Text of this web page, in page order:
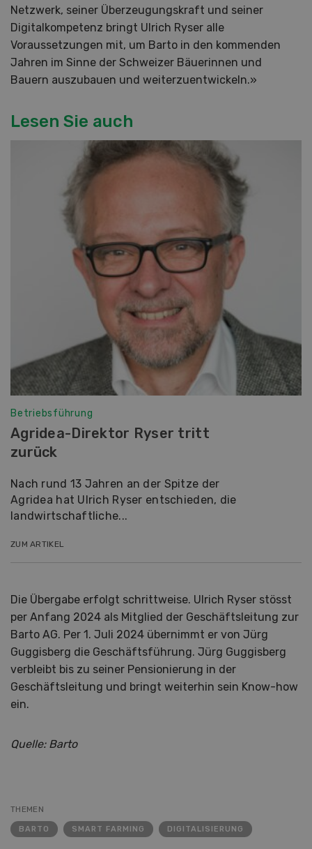
Netzwerk, seiner Überzeugungskraft und seiner
Digitalkompetenz bringt Ulrich Ryser alle
Voraussetzungen mit, um Barto in den kommenden
Jahren im Sinne der Schweizer Bäuerinnen und
Bauern auszubauen und weiterzuentwickeln.»
Lesen Sie auch
Betriebsführung
Agridea-Direktor Ryser tritt
zurück
Nach rund 13 Jahren an der Spitze der
Agridea hat Ulrich Ryser entschieden, die
landwirtschaftliche...
ZUM ARTIKEL
Die Übergabe erfolgt schrittweise. Ulrich Ryser stösst
per Anfang 2024 als Mitglied der Geschäftsleitung zur
Barto AG. Per 1. Juli 2024 übernimmt er von Jürg
Guggisberg die Geschäftsführung. Jürg Guggisberg
verbleibt bis zu seiner Pensionierung in der
Geschäftsleitung und bringt weiterhin sein Know-how
ein.
Quelle: Barto
THEMEN
BARTO SMART FARMING DIGITALISIERUNG